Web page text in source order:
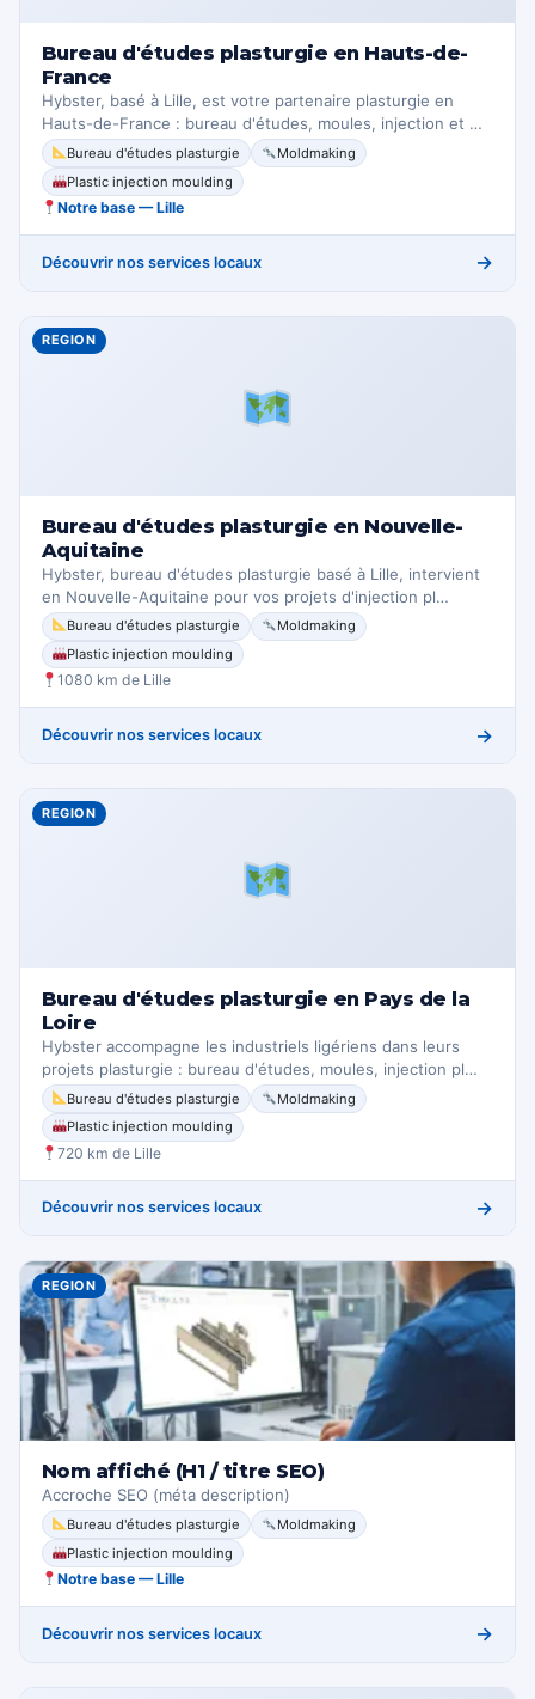
Bureau d'études plasturgie en Hauts-de-
France
Hybster, basé à Lille, est votre partenaire plasturgie en
Hauts-de-France : bureau d'études, moules, injection et …
Bureau d'études plasturgie
Moldmaking
Plastic injection moulding
Notre base — Lille
Découvrir nos services locaux →
REGION
Bureau d'études plasturgie en Nouvelle-
Aquitaine
Hybster, bureau d'études plasturgie basé à Lille, intervient
en Nouvelle-Aquitaine pour vos projets d'injection pl…
Bureau d'études plasturgie
Moldmaking
Plastic injection moulding
1080 km de Lille
Découvrir nos services locaux →
REGION
Bureau d'études plasturgie en Pays de la
Loire
Hybster accompagne les industriels ligériens dans leurs
projets plasturgie : bureau d'études, moules, injection pl…
Bureau d'études plasturgie
Moldmaking
Plastic injection moulding
720 km de Lille
Découvrir nos services locaux →
REGION
Nom affiché (H1 / titre SEO)
Accroche SEO (méta description)
Bureau d'études plasturgie
Moldmaking
Plastic injection moulding
Notre base — Lille
Découvrir nos services locaux →